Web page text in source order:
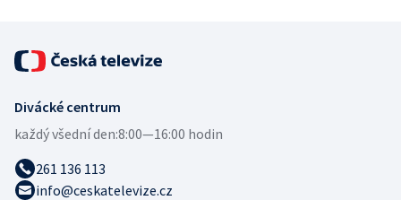
Divácké centrum
každý všední den:8:00—16:00 hodin
261 136 113
info@ceskatelevize.cz